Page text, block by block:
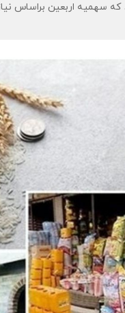
که سهمیه اربعین براساس